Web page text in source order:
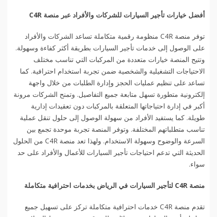
أفضل خيارات تأجير السيارات للشركات والأفراد عبر منصة
توفر منصة C4R منظومة رقمية متكاملة تساعد الشركات والأفراد
على الوصول إلى خدمات تأجير السيارات بطريقة أكثر كفاءة وسهولة.
وتتيح المنصة خيارات متعددة من المركبات التي تناسب مختلف
الاحتياجات التشغيلية والشخصية ضمن تجربة استخدام احترافية. كما
تساعد على تنظيم عمليات الحجز وإدارة الطلبات من خلال واجهة
إلكترونية متطورة تسهل متابعة جميع التفاصيل. وتمنح الشركات مرونة
أكبر في إدارة احتياجاتها المتعلقة بالمركبات دون تعقيدات إدارية
طويلة. كما يستفيد الأفراد من سهولة الوصول إلى حلول تنقل عملية
تناسب متطلباتهم المختلفة. وتوفر المنصة تجربة موحدة تجمع بين
السرعة والوضوح وسهولة الاستخدام. ولهذا تعد منصة C4R من الحلول
الحديثة التي تدعم احتياجات تأجير السيارات للأعمال والأفراد على حد
سواء.
منصة لتأجير السيارات في الرياض بخدمات احترافية متكاملة
تقدم منصة C4R خدمات احترافية متكاملة تركز على تسهيل جميع